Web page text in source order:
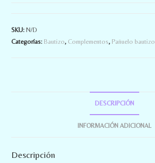
SKU:N/D
Categorías: Bautizo, Complementos, Pañuelo bautizo
DESCRIPCIÓN
INFORMACIÓN ADICIONAL
Descripción